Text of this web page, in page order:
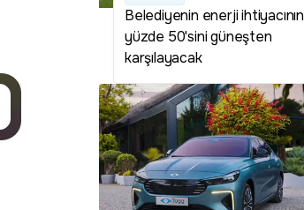
Belediyenin enerji ihtiyacının
yüzde 50'sini güneşten
karşılayacak